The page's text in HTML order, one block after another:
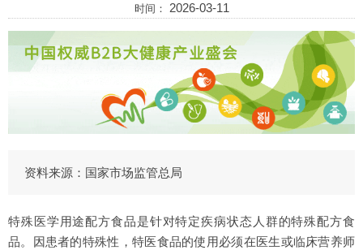
时间： 2026-03-11
资料来源：国家市场监管总局
特殊医学用途配方食品是针对特定疾病状态人群的特殊配方食
品。因患者的特殊性，特医食品的使用必须在医生或临床营养师